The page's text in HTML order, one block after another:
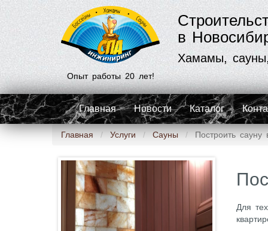
Опыт работы 20 лет!
в
Хамамы,
Главная Новости Каталог
Главная Услуги Сауны Построить сауну
Для